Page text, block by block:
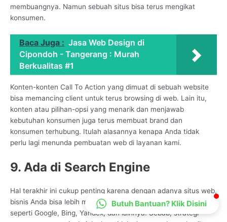
membuangnya. Namun sebuah situs bisa terus mengikat
konsumen.
Baca Juga : Jasa Web Design di
Cipondoh - Tangerang : Murah
Berkualitas #1
Konten-konten Call To Action yang dimuat di sebuah website
bisa memancing client untuk terus browsing di web. Lain itu,
konten atau pilihan-opsi yang menarik dan menjawab
kebutuhan konsumen juga terus membuat brand dan
konsumen terhubung. Itulah alasannya kenapa Anda tidak
perlu lagi menunda pembuatan web di layanan kami.
9. Ada di Search Engine
Hal terakhir ini cukup penting karena dengan adanya situs web,
bisnis Anda bisa lebih mudah ditemukan di mesin pencarian,
seperti Google, Bing, Yandex, dan lainnya. Sebab, strategi
CS Lenteraweb
Butuh Bantuan? Klik Disini